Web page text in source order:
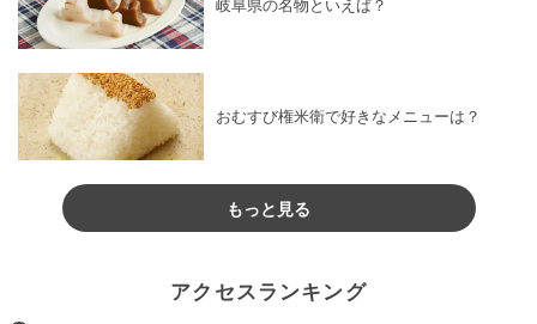
岐阜県の名物といえば？
おむすび権米衛で好きなメニューは？
もっと見る
アクセスランキング